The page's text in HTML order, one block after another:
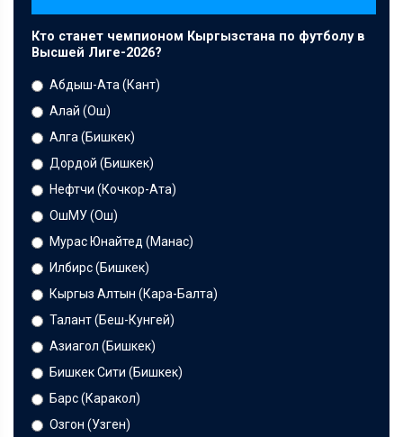
Кто станет чемпионом Кыргызстана по футболу в
Высшей Лиге-2026?
Абдыш-Ата (Кант)
Алай (Ош)
Алга (Бишкек)
Дордой (Бишкек)
Нефтчи (Кочкор-Ата)
ОшМУ (Ош)
Мурас Юнайтед (Манас)
Илбирс (Бишкек)
Кыргыз Алтын (Кара-Балта)
Талант (Беш-Кунгей)
Азиагол (Бишкек)
Бишкек Сити (Бишкек)
Барс (Каракол)
Озгон (Узген)